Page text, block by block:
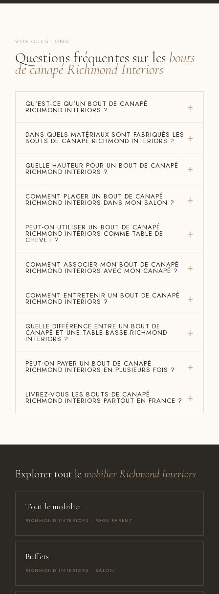
VOS QUESTIONS
Questions fréquentes sur les bouts
de canapé Richmond Interiors
QU'EST-CE QU'UN BOUT DE CANAPÉ
RICHMOND INTERIORS ?
DANS QUELS MATÉRIAUX SONT FABRIQUÉS LES
BOUTS DE CANAPÉ RICHMOND INTERIORS ?
QUELLE HAUTEUR POUR UN BOUT DE CANAPÉ
RICHMOND INTERIORS ?
COMMENT PLACER UN BOUT DE CANAPÉ
RICHMOND INTERIORS DANS MON SALON ?
PEUT-ON UTILISER UN BOUT DE CANAPÉ
RICHMOND INTERIORS COMME TABLE DE
CHEVET ?
COMMENT ASSOCIER MON BOUT DE CANAPÉ
RICHMOND INTERIORS AVEC MON CANAPÉ ?
COMMENT ENTRETENIR UN BOUT DE CANAPÉ
RICHMOND INTERIORS ?
QUELLE DIFFÉRENCE ENTRE UN BOUT DE
CANAPÉ ET UNE TABLE BASSE RICHMOND
INTERIORS ?
PEUT-ON PAYER UN BOUT DE CANAPÉ
RICHMOND INTERIORS EN PLUSIEURS FOIS ?
LIVREZ-VOUS LES BOUTS DE CANAPÉ
RICHMOND INTERIORS PARTOUT EN FRANCE ?
Explorer tout lemobilier Richmond Interiors
Tout le mobilier
RICHMOND INTERIORS · PAGE PARENT
Buffets
RICHMOND INTERIORS · SALON